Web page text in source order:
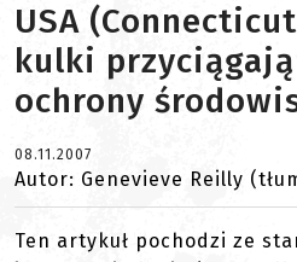
USA
kulki przyciągają
ochrony
08.11.2007
Autor: Genevieve Reilly
Ten artykuł pochodzi ze